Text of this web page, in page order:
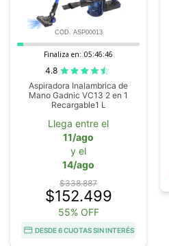
COD. ASP00013
Finaliza en: 05:46:44
4.8
Aspiradora Inalambrica de
Mano Gadnic VC13 2 en 1
Recargable1 L
Llega entre el
11/ago
y el
14/ago
$338.887
$152.499
55% OFF
DESDE 6 CUOTAS SIN INTERÉS